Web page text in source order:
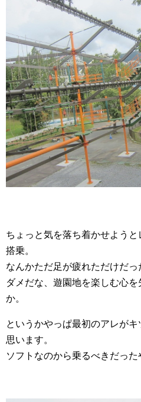
ちょっと気を落ち着かせよう
搭乗。
なんかただ足が疲れただけだっ
ダメだな、遊園地を楽しむ心
か。
というかやっぱ最初のアレが
思います。
ソフトなのから乗るべきだった